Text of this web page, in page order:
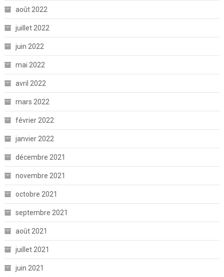
août 2022
juillet 2022
juin 2022
mai 2022
avril 2022
mars 2022
février 2022
janvier 2022
décembre 2021
novembre 2021
octobre 2021
septembre 2021
août 2021
juillet 2021
juin 2021